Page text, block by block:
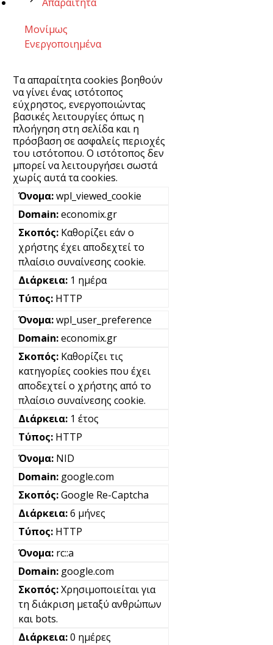
Μονίμως
Ενεργοποιημένα
Τα απαραίτητα cookies βοηθούν
να γίνει ένας ιστότοπος
εύχρηστος, ενεργοποιώντας
βασικές λειτουργίες όπως η
πλοήγηση στη σελίδα και η
πρόσβαση σε ασφαλείς περιοχές
του ιστότοπου. Ο ιστότοπος δεν
μπορεί να λειτουργήσει σωστά
χωρίς αυτά τα cookies.
wpl_viewed_cookie
economix.gr
Καθορίζει εάν ο
χρήστης έχει αποδεχτεί το
πλαίσιο συναίνεσης cookie.
1 ημέρα
HTTP
wpl_user_preference
economix.gr
Καθορίζει τις
κατηγορίες cookies που έχει
αποδεχτεί ο χρήστης από το
πλαίσιο συναίνεσης cookie.
1 έτος
HTTP
NID
google.com
Google Re-Captcha
6 μήνες
HTTP
rc::a
google.com
Χρησιμοποιείται για
τη διάκριση μεταξύ ανθρώπων
και bots.
0 ημέρες